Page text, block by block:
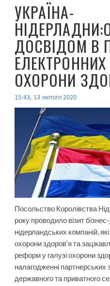
УКРАЇНА-
ДОСВІДОМ В
ОХОРОНИ
15:43, 13 лютого 2020
Посольство Королівства
року проводило візит
нідерландських компаній,
охорони здоров’я та
реформ у галузі охорони
налагодженні партнерських
державного та приватного